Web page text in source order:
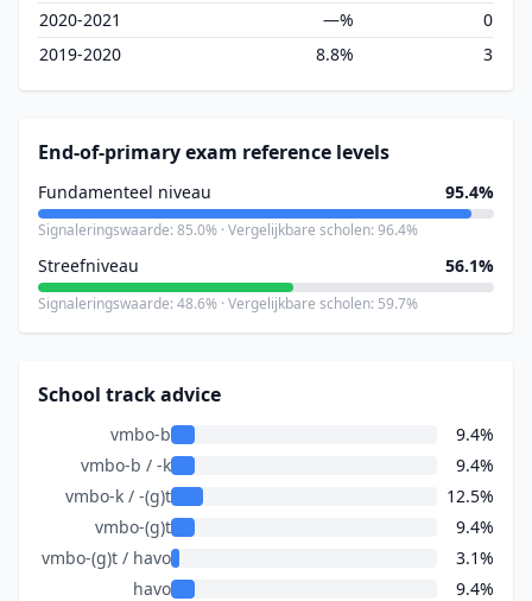
2020-2021
—%
0
2019-2020
8.8% 3
End-of-primary exam reference levels
Fundamenteel niveau 95.4%
Signaleringswaarde: 85.0% · Vergelijkbare scholen: 96.4%
Streefniveau 56.1%
Signaleringswaarde: 48.6% · Vergelijkbare scholen: 59.7%
School track advice
vmbo-b
9.4%
vmbo-b / -k
9.4%
vmbo-k / -(g)t
12.5%
vmbo-(g)t
9.4%
vmbo-(g)t / havo
3.1%
havo
9.4%